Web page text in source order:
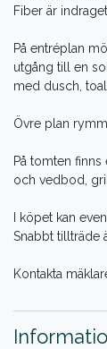
Fiber är
På entréplan
utgång till en
med dusch,
Övre plan
På tomten
och vedbod,
I köpet kan
Snabbt tillträde
Kontakta